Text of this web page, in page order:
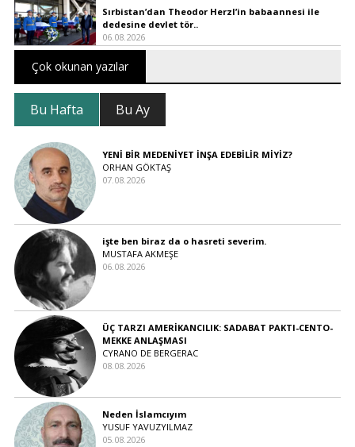
Sırbistan’dan Theodor Herzl’in babaannesi ile
dedesine devlet tör..
06.08.2026
Çok okunan yazılar
Bu Hafta Bu Ay
YENİ BİR MEDENİYET İNŞA EDEBİLİR MİYİZ?
ORHAN GÖKTAŞ
07.08.2026
işte ben biraz da o hasreti severim.
MUSTAFA AKMEŞE
06.08.2026
ÜÇ TARZI AMERİKANCILIK: SADABAT PAKTI-CENTO-
MEKKE ANLAŞMASI
CYRANO DE BERGERAC
08.08.2026
Neden İslamcıyım
YUSUF YAVUZYILMAZ
05.08.2026